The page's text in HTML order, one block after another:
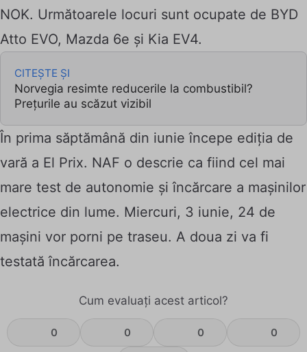
NOK. Următoarele locuri sunt ocupate de BYD
Atto EVO, Mazda 6e și Kia EV4.
CITEȘTE ȘI
Norvegia resimte reducerile la combustibil?
Prețurile au scăzut vizibil
În prima săptămână din iunie începe ediția de
vară a El Prix. NAF o descrie ca fiind cel mai
mare test de autonomie și încărcare a mașinilor
electrice din lume. Miercuri, 3 iunie, 24 de
mașini vor porni pe traseu. A doua zi va fi
testată încărcarea.
Cum evaluați acest articol?
0 0 0 0